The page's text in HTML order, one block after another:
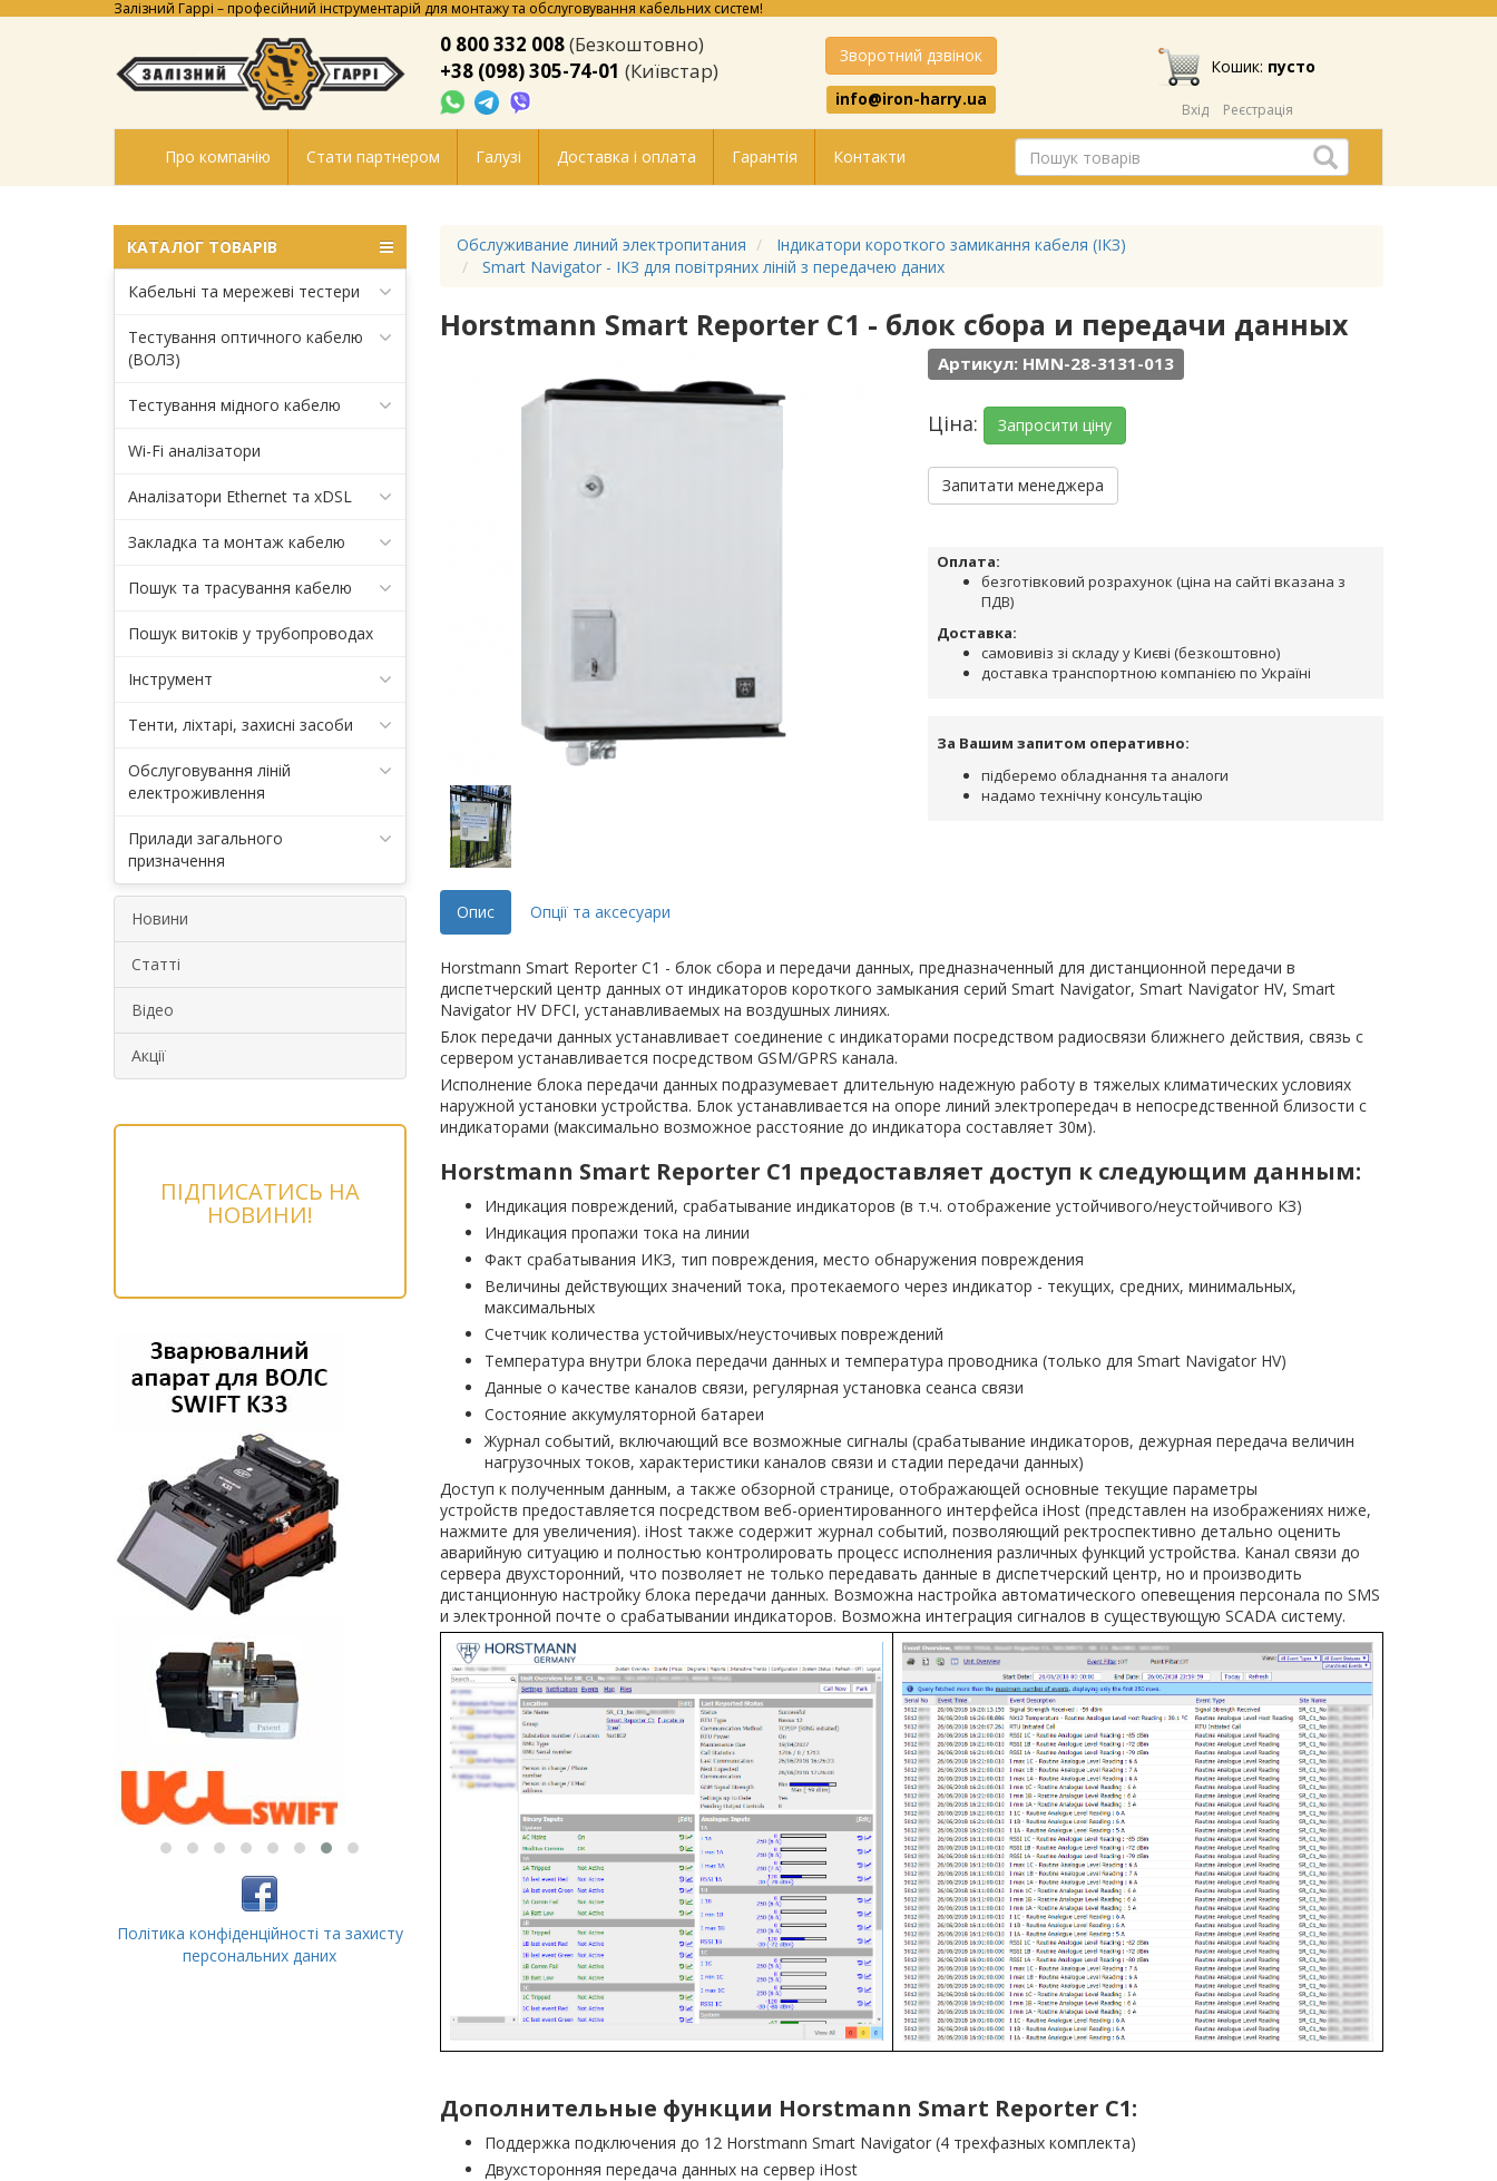
Залізний Гаррі – професійний інструментарій для монтажу та обслуговування кабельних систем!
0 800 332 008(Безкоштовно)
+38 (098) 305-74-01 (Київстар)
Зворотний дзвінок
info@iron-harry.ua
Кошик: пусто
Вхід Реєстрація
Про компанію Стати партнером Галузі Доставка і оплата Гарантія Контакти
КАТАЛОГ ТОВАРІВ
Кабельні та мережеві тестери
Тестування оптичного кабелю
(ВОЛЗ)
Тестування мідного кабелю
Wi-Fi аналізатори
Аналізатори Ethernet та xDSL
Закладка та монтаж кабелю
Пошук та трасування кабелю
Пошук витоків у трубопроводах
Інструмент
Тенти, ліхтарі, захисні засоби
Обслуговування ліній
електроживлення
Прилади загального
призначення
Новини
Статті
Відео
Акції
ПІДПИСАТИСЬ НА
НОВИНИ!
Політика конфіденційності та захисту
персональних даних
Обслуживание линий электропитания
Індикатори короткого замикання кабеля (ІКЗ)
Smart Navigator - ІКЗ для повітряних ліній з передачею даних
Horstmann Smart Reporter C1 - блок сбора и передачи данных
Артикул: HMN-28-3131-013
Ціна: Запросити ціну
Запитати менеджера
Оплата:
безготівковий розрахунок (ціна на сайті вказана з
ПДВ)
Доставка:
самовивіз зі складу у Києві (безкоштовно)
доставка транспортною компанією по Україні
За Вашим запитом оперативно:
підберемо обладнання та аналоги
надамо технічну консультацію
Опис Опції та аксесуари
Horstmann Smart Reporter C1 - блок сбора и передачи данных, предназначенный для дистанционной передачи в
диспетчерский центр данных от индикаторов короткого замыкания серий Smart Navigator, Smart Navigator HV, Smart
Navigator HV DFCI, устанавливаемых на воздушных линиях.
Блок передачи данных устанавливает соединение с индикаторами посредством радиосвязи ближнего действия, связь с
сервером устанавливается посредством GSM/GPRS канала.
Исполнение блока передачи данных подразумевает длительную надежную работу в тяжелых климатических условиях
наружной установки устройства. Блок устанавливается на опоре линий электропередач в непосредственной близости с
индикаторами (максимально возможное расстояние до индикатора составляет 30м).
Horstmann Smart Reporter C1 предоставляет доступ к следующим данным:
Индикация повреждений, срабатывание индикаторов (в т.ч. отображение устойчивого/неустойчивого КЗ)
Индикация пропажи тока на линии
Факт срабатывания ИКЗ, тип повреждения, место обнаружения повреждения
Величины действующих значений тока, протекаемого через индикатор - текущих, средних, минимальных,
максимальных
Счетчик количества устойчивых/неусточивых повреждений
Температура внутри блока передачи данных и температура проводника (только для Smart Navigator HV)
Данные о качестве каналов связи, регулярная установка сеанса связи
Состояние аккумуляторной батареи
Журнал событий, включающий все возможные сигналы (срабатывание индикаторов, дежурная передача величин
нагрузочных токов, характеристики каналов связи и стадии передачи данных)
Доступ к полученным данным, а также обзорной странице, отображающей основные текущие параметры
устройств предоставляется посредством веб-ориентированного интерфейса iHost (представлен на изображениях ниже,
нажмите для увеличения). iHost также содержит журнал событий, позволяющий ректроспективно детально оценить
аварийную ситуацию и полностью контролировать процесс исполнения различных функций устройства. Канал связи до
сервера двухсторонний, что позволяет не только передавать данные в диспетчерский центр, но и производить
дистанционную настройку блока передачи данных. Возможна настройка автоматического опевещения персонала по SMS
и электронной почте о срабатывании индикаторов. Возможна интеграция сигналов в существующую SCADA систему.
Дополнительные функции Horstmann Smart Reporter C1:
Поддержка подключения до 12 Horstmann Smart Navigator (4 трехфазных комплекта)
Двухсторонняя передача данных на сервер iHost